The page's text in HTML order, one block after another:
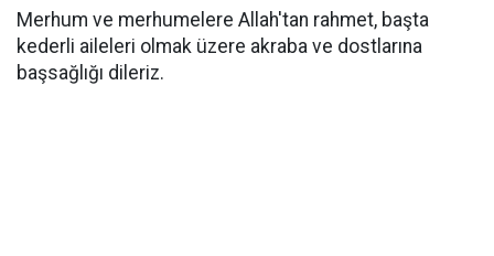
Merhum ve merhumelere Allah'tan rahmet, başta
kederli aileleri olmak üzere akraba ve dostlarına
başsağlığı dileriz.